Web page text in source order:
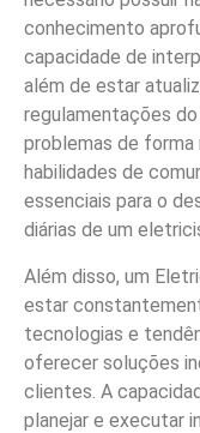
conhecimento
capacidade de
além de estar
regulamentações
problemas de
habilidades de
essenciais para o
diárias de um
Além disso, um
estar
tecnologias e
oferecer soluções
clientes. A
planejar e executar